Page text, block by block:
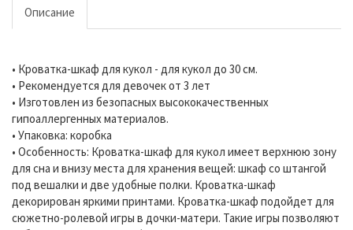
Описание
• Кроватка-шкаф для кукол - для кукол до 30 см.
• Рекомендуется для девочек от 3 лет
• Изготовлен из безопасных высококачественных
гипоаллергенных материалов.
• Упаковка: коробка
• Особенность: Кроватка-шкаф для кукол имеет верхнюю зону
для сна и внизу места для хранения вещей: шкаф со штангой
под вешалки и две удобные полки. Кроватка-шкаф
декорирован яркими принтами. Кроватка-шкаф подойдет для
сюжетно-ролевой игры в дочки-матери. Такие игры позволяют